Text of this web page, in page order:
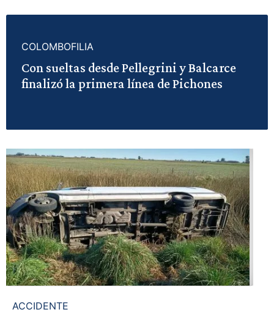
COLOMBOFILIA
Con sueltas desde Pellegrini y Balcarce
finalizó la primera línea de Pichones
ACCIDENTE